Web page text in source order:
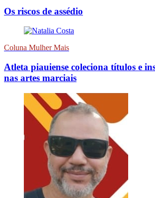
Os riscos de assédio
Coluna Mulher Mais
Atleta piauiense coleciona títulos e
nas artes marciais